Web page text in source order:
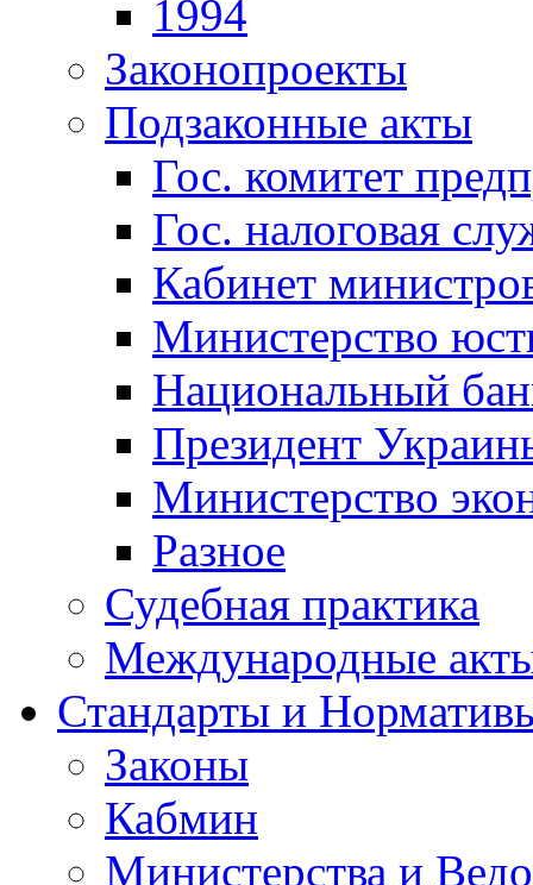
1994
Законопроекты
Подзаконные акты
Гос. комитет
Гос. налоговая
Кабинет
Министерство
Национальный
Президент
Министерство
Разное
Судебная практика
Международные
Стандарты и
Законы
Кабмин
Министерства и